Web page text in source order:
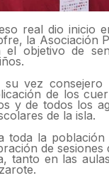
real dio inicio
la Asociación
el objetivo de
vez
de los
y de todos los
de la isla.
toda la
de
tanto en las